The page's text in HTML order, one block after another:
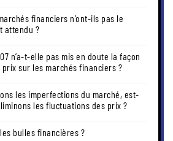
financiers n’ont-ils pas le
attendu ?
n’a-t-elle pas mis en doute la façon
sur les marchés financiers ?
les imperfections du marché, est-
les fluctuations des prix ?
les bulles financières ?